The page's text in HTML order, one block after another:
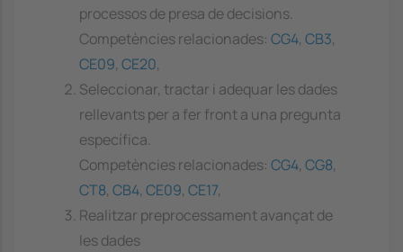
processos de presa de decisions.
Competències relacionades: CG4, CB3,
CE09, CE20,
Seleccionar, tractar i adequar les dades
rellevants per a fer front a una pregunta
específica.
Competències relacionades: CG4, CG8,
CT8, CB4, CE09, CE17,
Realitzar preprocessament avançat de
les dades